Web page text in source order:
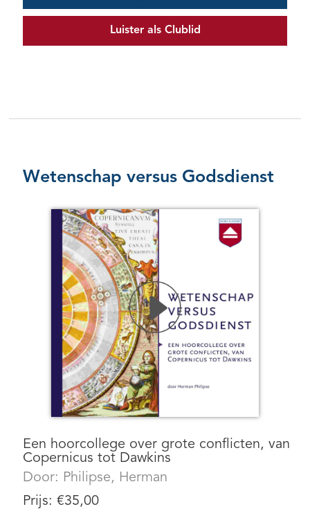
Luister als Clublid
Wetenschap versus Godsdienst
Een hoorcollege over grote conflicten, van
Copernicus tot Dawkins
Door: Philipse, Herman
Prijs: €35,00